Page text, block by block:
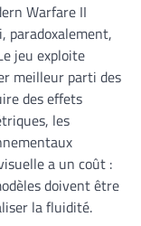
Warfare II
paradoxalement,
jeu exploite
meilleur parti des
des effets
les
a un coût :
doivent être
la fluidité.